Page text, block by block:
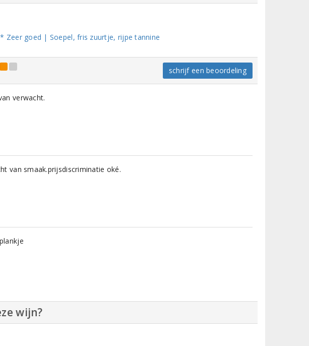
Zeer goed | Soepel, fris zuurtje, rijpe tannine
schrijf een beoordeling
verwacht.
van smaak.prijsdiscriminatie oké.
wijn?